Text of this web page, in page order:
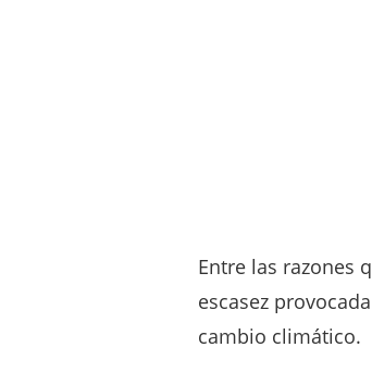
Entre las razones
escasez
cambio climático.